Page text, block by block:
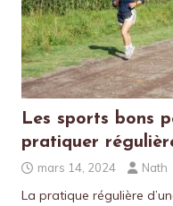
Les sports bons
pratiquer
mars 14, 2024 Nath
La pratique régulière